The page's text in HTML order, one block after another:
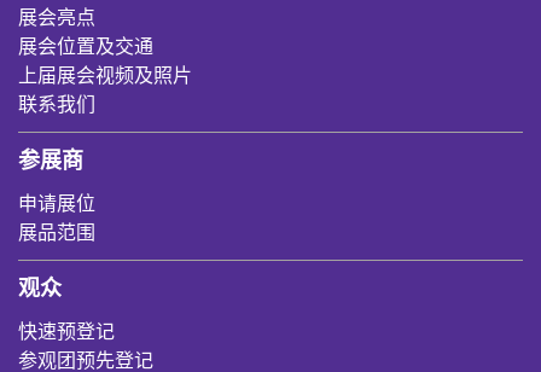
展会亮点
展会位置及交通
上届展会视频及照片
联系我们
参展商
申请展位
展品范围
观众
快速预登记
参观团预先登记